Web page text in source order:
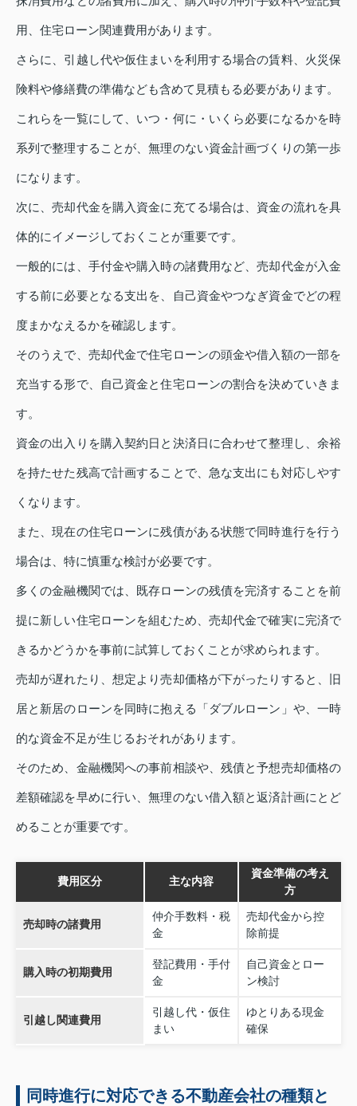
用、住宅ローン関連費用があります。
さらに、引越し代や仮住まいを利用する場合の賃料、火災保
険料や修繕費の準備なども含めて見積もる必要があります。
これらを一覧にして、いつ・何に・いくら必要になるかを時
系列で整理することが、無理のない資金計画づくりの第一歩
になります。
次に、売却代金を購入資金に充てる場合は、資金の流れを具
体的にイメージしておくことが重要です。
一般的には、手付金や購入時の諸費用など、売却代金が入金
する前に必要となる支出を、自己資金やつなぎ資金でどの程
度まかなえるかを確認します。
そのうえで、売却代金で住宅ローンの頭金や借入額の一部を
充当する形で、自己資金と住宅ローンの割合を決めていきま
す。
資金の出入りを購入契約日と決済日に合わせて整理し、余裕
を持たせた残高で計画することで、急な支出にも対応しやす
くなります。
また、現在の住宅ローンに残債がある状態で同時進行を行う
場合は、特に慎重な検討が必要です。
多くの金融機関では、既存ローンの残債を完済することを前
提に新しい住宅ローンを組むため、売却代金で確実に完済で
きるかどうかを事前に試算しておくことが求められます。
売却が遅れたり、想定より売却価格が下がったりすると、旧
居と新居のローンを同時に抱える「ダブルローン」や、一時
的な資金不足が生じるおそれがあります。
そのため、金融機関への事前相談や、残債と予想売却価格の
差額確認を早めに行い、無理のない借入額と返済計画にとど
めることが重要です。
費用区分 主な内容
資金準備の考え
方
売却時の諸費用
仲介手数料・税
金
売却代金から控
除前提
購入時の初期費用
登記費用・手付
金
自己資金とロー
ン検討
引越し関連費用
引越し代・仮住
まい
ゆとりある現金
確保
同時進行に対応できる不動産会社の種類と